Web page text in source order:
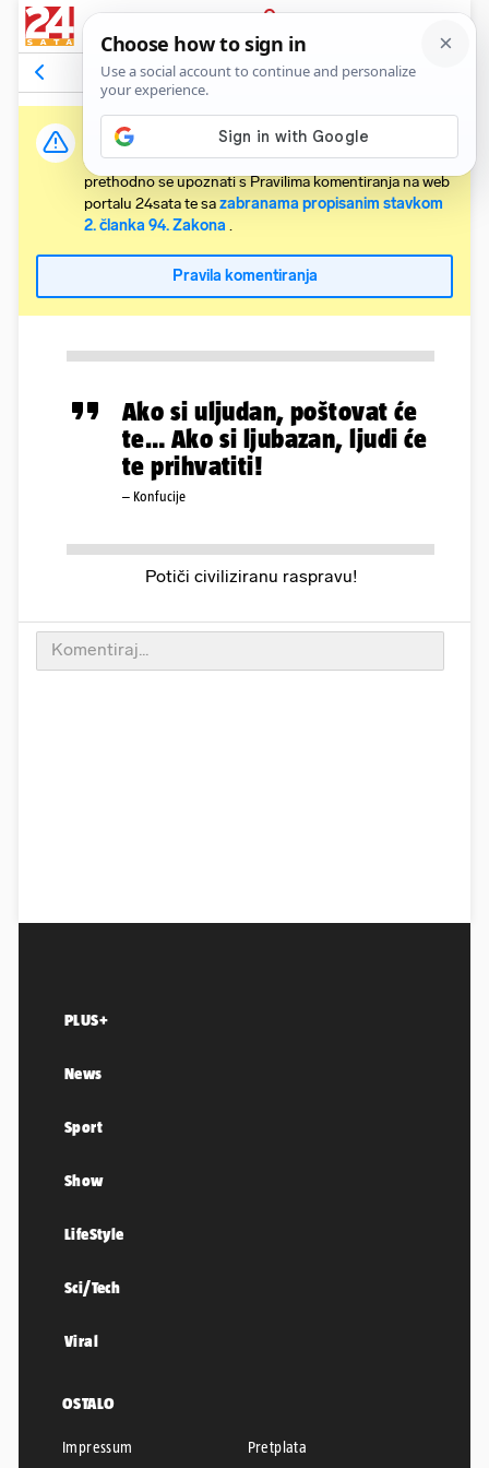
PRIJAVA
Komentari Relevantni
Važna obavijest:
Svaki korisnik koji želi komentirati članke obvezan je
prethodno se upoznati s Pravilima komentiranja na web
portalu 24sata te sazabranama propisanim stavkom
2. članka 94. Zakona .
Pravila komentiranja
Ako si uljudan, poštovat će
te… Ako si ljubazan, ljudi će
te prihvatiti!
– Konfucije
Potiči civiliziranu raspravu!
PLUS+
News
Sport
Show
LifeStyle
Sci/Tech
Viral
OSTALO
Impressum Pretplata